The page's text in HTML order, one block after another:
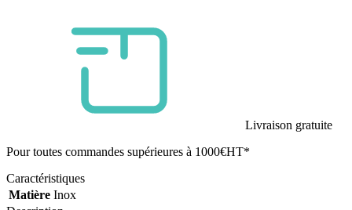
Livraison gratuite
Pour toutes commandes supérieures à 1000€HT*
Caractéristiques
Matière Inox